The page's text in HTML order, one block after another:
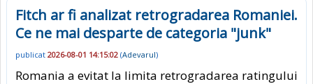
Fitch ar fi analizat retrogradarea Romaniei.
Ce ne mai desparte de categoria "junk"
publicat 2026-08-01 14:15:02 (Adevarul)
Romania a evitat la limita retrogradarea ratingului